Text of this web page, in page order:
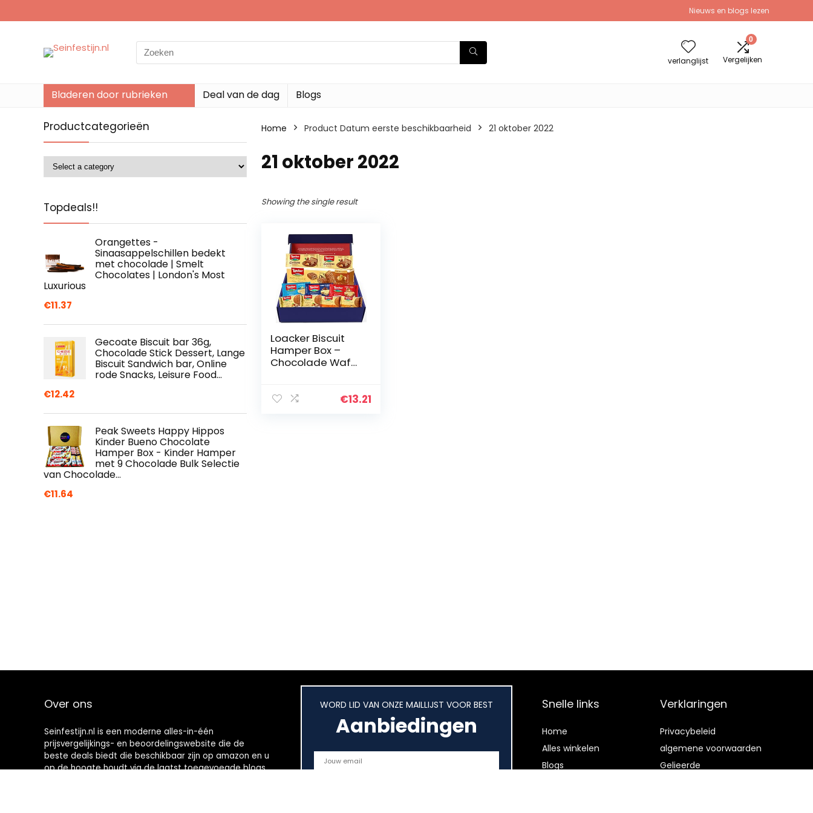
Nieuws en blogs lezen
Search
for:
verlanglijst
0
Vergelijken
Bladeren door rubrieken Deal van de dag Blogs
Productcategorieën
Topdeals!!
Orangettes -
Sinaasappelschillen bedekt
met chocolade | Smelt
Chocolates | London's Most
Luxurious
€11.37
Gecoate Biscuit bar 36g,
Chocolade Stick Dessert, Lange
Biscuit Sandwich bar, Online
rode Snacks, Leisure Food…
€12.42
Peak Sweets Happy Hippos
Kinder Bueno Chocolate
Hamper Box - Kinder Hamper
met 9 Chocolade Bulk Selectie
van Chocolade…
€11.64
Home Product Datum eerste beschikbaarheid 21 oktober 2022
21 oktober 2022
Showing the single result
Loacker Biscuit
Hamper Box –
Chocolade Wafer
Snoep & Koekjes
€13.21
Over ons
Seinfestijn.nl is een moderne alles-in-één
prijsvergelijkings- en beoordelingswebsite die de
beste deals biedt die beschikbaar zijn op amazon en u
op de hoogte houdt via de laatst toegevoegde blogs.
WORD LID VAN ONZE MAILLIJST VOOR BEST
Aanbiedingen
Snelle links
Home
Alles winkelen
Blogs
Verklaringen
Privacybeleid
algemene voorwaarden
Gelieerde